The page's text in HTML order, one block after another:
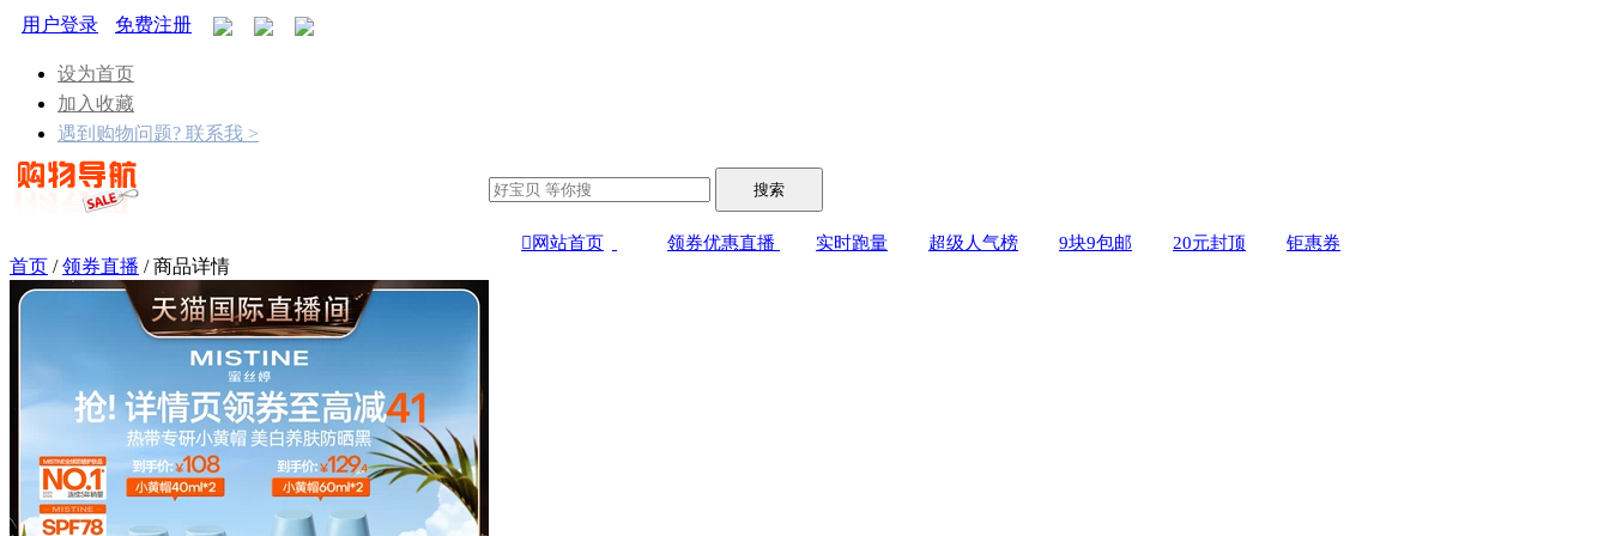
用户登录 免费注册
设为首页
加入收藏
遇到购物问题? 联系我 >
搜索
 网站首页 领券优惠直播 实时跑量 超级人气榜 9块9包邮 20元封顶 钜惠券
首页 /领券直播 /商品详情